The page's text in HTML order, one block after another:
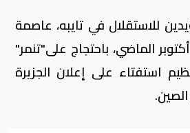
للاستقلال في تايبه، عاصمة
الماضي، باحتجاج على"تنمر"
استفتاء على إعلان الجزيرة